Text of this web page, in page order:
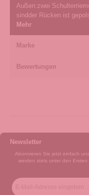
Außen:zwei
sindder Rücken ist
Mehr
Marke
Bewertungen
Newsletter
Abonnieren Sie jetzt einfach
werden stets unter den